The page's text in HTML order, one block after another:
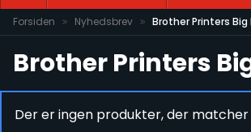
Skip to Content
Forsiden Nyhedsbrev Brother Printers Big
Brother Printers
Der er ingen produkter, der matcher